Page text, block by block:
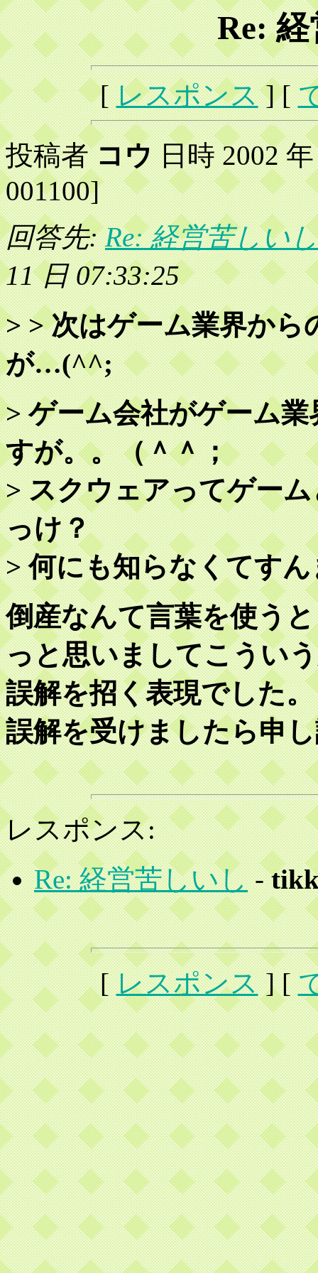
Re:
[レスポンス] [
投稿者コウ日時 2002 年
001100]
回答先:Re: 経営苦しいし
11 日 07:33:25
> > 次はゲーム業界か
が…(^^;
> ゲーム会社がゲーム
すが。。（＾＾；
> スクウェアってゲー
っけ？
> 何にも知らなくてす
倒産なんて言葉を使う
っと思いましてこうい
誤解を招く表現でした。
誤解を受けましたら申
レスポンス:
Re: 経営苦しいし-
[レスポンス] [